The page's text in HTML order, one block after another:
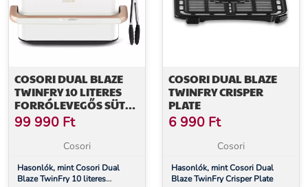
COSORI DUAL BLAZE
TWINFRY 10 LITERES
FORRÓLEVEGŐS SÜTŐ
FEHÉR SZÍNBEN
99 990 Ft
Cosori
Hasonlók, mint Cosori Dual
Blaze TwinFry 10 literes
COSORI DUAL BLAZE
TWINFRY CRISPER
PLATE
6 990 Ft
Cosori
Hasonlók, mint Cosori Dual
Blaze TwinFry Crisper Plate